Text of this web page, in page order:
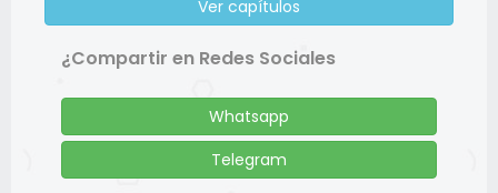
Ver capítulos
¿Compartir en Redes Sociales
Whatsapp
Telegram